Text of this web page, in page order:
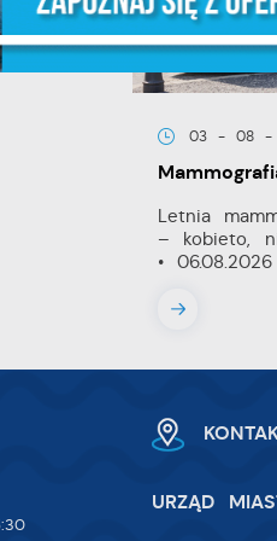
03 - 08 -
Letnia
– kobieto,
•
URZĄD